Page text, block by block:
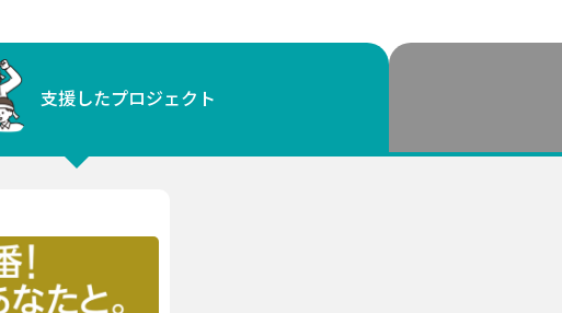
中国
四国
九州・沖縄 福岡 佐賀 長崎 熊本 大分 宮崎 鹿児島
支援したプロジェクト